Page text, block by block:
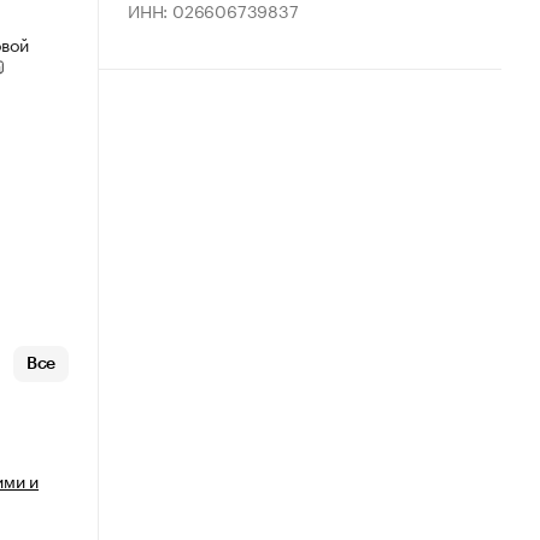
Все
и
ИНН: 026606739837